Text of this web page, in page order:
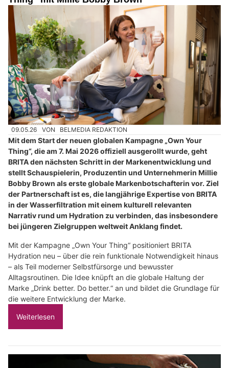
09.05.26 VON BELMEDIA REDAKTION
Mit dem Start der neuen globalen Kampagne „Own Your
Thing“, die am 7. Mai 2026 offiziell ausgerollt wurde, geht
BRITA den nächsten Schritt in der Markenentwicklung und
stellt Schauspielerin, Produzentin und Unternehmerin Millie
Bobby Brown als erste globale Markenbotschafterin vor. Ziel
der Partnerschaft ist es, die langjährige Expertise von BRITA
in der Wasserfiltration mit einem kulturell relevanten
Narrativ rund um Hydration zu verbinden, das insbesondere
bei jüngeren Zielgruppen weltweit Anklang findet.
Mit der Kampagne „Own Your Thing“ positioniert BRITA
Hydration neu – über die rein funktionale Notwendigkeit hinaus
– als Teil moderner Selbstfürsorge und bewusster
Alltagsroutinen. Die Idee knüpft an die globale Haltung der
Marke „Drink better. Do better.“ an und bildet die Grundlage für
die weitere Entwicklung der Marke.
Weiterlesen